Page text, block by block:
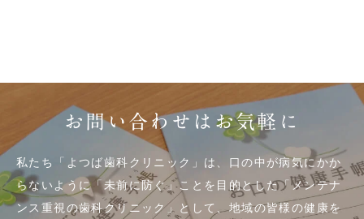
お問い合わせはお気軽に
私たち「よつば歯科クリニック」は、口の中が病気にかか
らないように「未前に防ぐ」ことを目的とした「メンテナ
ンス重視の歯科クリニック」として、地域の皆様の健康を